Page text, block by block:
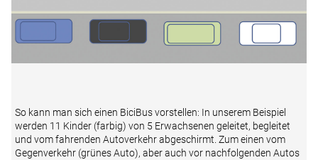
So kann man sich einen BiciBus vorstellen: In unserem Beispiel
werden 11 Kinder (farbig) von 5 Erwachsenen geleitet, begleitet
und vom fahrenden Autoverkehr abgeschirmt. Zum einen vom
Gegenverkehr (grünes Auto), aber auch vor nachfolgenden Autos